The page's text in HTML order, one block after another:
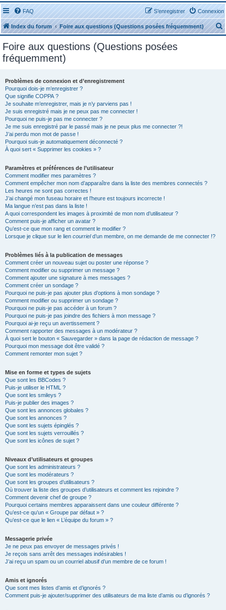
FAQ Connexion
S’enregistrer
Index du forum Foire aux questions (Questions posées fréquemment)
e
Foire aux questions (Questions posées
fréquemment)
Problèmes de connexion et d’enregistrement
Pourquoi dois-je m’enregistrer ?
Que signifie COPPA ?
Je souhaite m’enregistrer, mais je n’y parviens pas !
Je suis enregistré mais je ne peux pas me connecter !
Pourquoi ne puis-je pas me connecter ?
Je me suis enregistré par le passé mais je ne peux plus me connecter ?!
J’ai perdu mon mot de passe !
Pourquoi suis-je automatiquement déconnecté ?
À quoi sert « Supprimer les cookies » ?
Paramètres et préférences de l’utilisateur
Comment modifier mes paramètres ?
Comment empêcher mon nom d’apparaître dans la liste des membres connectés ?
Les heures ne sont pas correctes !
J’ai changé mon fuseau horaire et l’heure est toujours incorrecte !
Ma langue n’est pas dans la liste !
A quoi correspondent les images à proximité de mon nom d’utilisateur ?
Comment puis-je afficher un avatar ?
Qu’est-ce que mon rang et comment le modifier ?
Lorsque je clique sur le lien courrield’un membre, on me demande de me connecter !?
Problèmes liés à la publication de messages
Comment créer un nouveau sujet ou poster une réponse ?
Comment modifier ou supprimer un message ?
Comment ajouter une signature à mes messages ?
Comment créer un sondage ?
Pourquoi ne puis-je pas ajouter plus d’options à mon sondage ?
Comment modifier ou supprimer un sondage ?
Pourquoi ne puis-je pas accéder à un forum ?
Pourquoi ne puis-je pas joindre des fichiers à mon message ?
Pourquoi ai-je reçu un avertissement ?
Comment rapporter des messages à un modérateur ?
À quoi sert le bouton « Sauvegarder » dans la page de rédaction de message ?
Pourquoi mon message doit être validé ?
Comment remonter mon sujet ?
Mise en forme et types de sujets
Que sont les BBCodes ?
Puis-je utiliser le HTML ?
Que sont les smileys ?
Puis-je publier des images ?
Que sont les annonces globales ?
Que sont les annonces ?
Que sont les sujets épinglés ?
Que sont les sujets verrouillés ?
Que sont les icônes de sujet ?
Niveaux d’utilisateurs et groupes
Que sont les administrateurs ?
Que sont les modérateurs ?
Que sont les groupes d’utilisateurs ?
Où trouver la liste des groupes d’utilisateurs et comment les rejoindre ?
Comment devenir chef de groupe ?
Pourquoi certains membres apparaissent dans une couleur différente ?
Qu’est-ce qu’un « Groupe par défaut » ?
Qu’est-ce que le lien « L’équipe du forum » ?
Messagerie privée
Je ne peux pas envoyer de messages privés !
Je reçois sans arrêt des messages indésirables !
J’ai reçu un spam ou un courriel abusif d’un membre de ce forum !
Amis et ignorés
Que sont mes listes d’amis et d’ignorés ?
Comment puis-je ajouter/supprimer des utilisateurs de ma liste d’amis ou d’ignorés ?